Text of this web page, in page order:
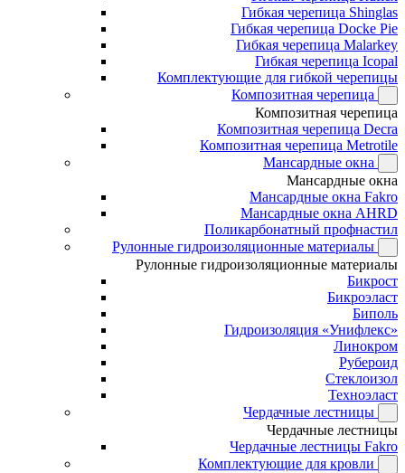
Гибкая черепица Shinglas
Гибкая черепица Docke Pie
Гибкая черепица Malarkey
Гибкая черепица Icopal
Комплектующие для гибкой черепицы
Композитная черепица
Композитная черепица
Композитная черепица Decra
Композитная черепица Metrotile
Мансардные окна
Мансардные окна
Мансардные окна Fakro
Мансардные окна AHRD
Поликарбонатный профнастил
Рулонные гидроизоляционные материалы
Рулонные гидроизоляционные материалы
Бикрост
Бикроэласт
Биполь
Гидроизоляция «Унифлекс»
Линокром
Рубероид
Стеклоизол
Техноэласт
Чердачные лестницы
Чердачные лестницы
Чердачные лестницы Fakro
Комплектующие для кровли